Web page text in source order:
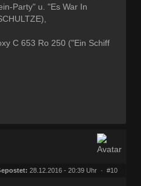
Party" u. "Es War In
C 653 Ro 250 ("Ein Schiff
28.12.2016 - 20:39 Uhr · #10